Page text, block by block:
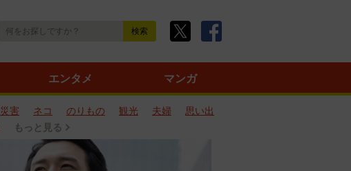
エンタメ マンガ
災害 ネコ のりもの 観光 夫婦
思い出
もっと見る